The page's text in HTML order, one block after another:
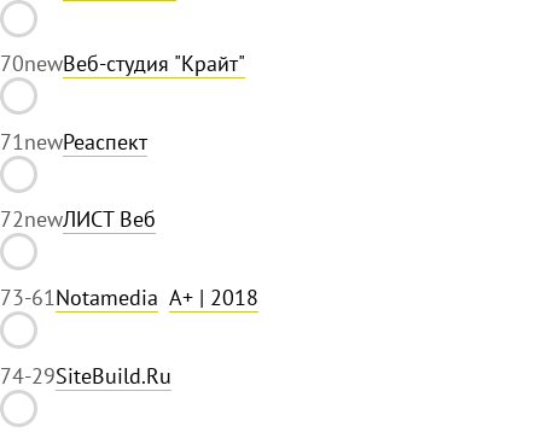
70newВеб-студия "Крайт"
71newРеаспект
72newЛИСТ Веб
73-61Notamedia A+ | 2018
74-29SiteBuild.Ru